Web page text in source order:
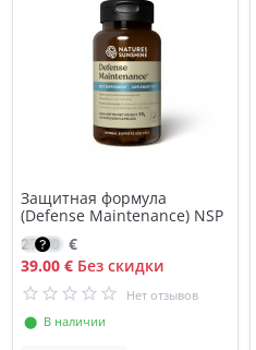
Защитная формула
(Defense Maintenance) NSP
27.70 €
39.00 €Без скидки
Нет отзывов
⬤ В наличии